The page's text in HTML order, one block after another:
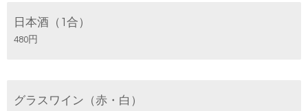
日本酒（1合）
480円
グラスワイン（赤・白）